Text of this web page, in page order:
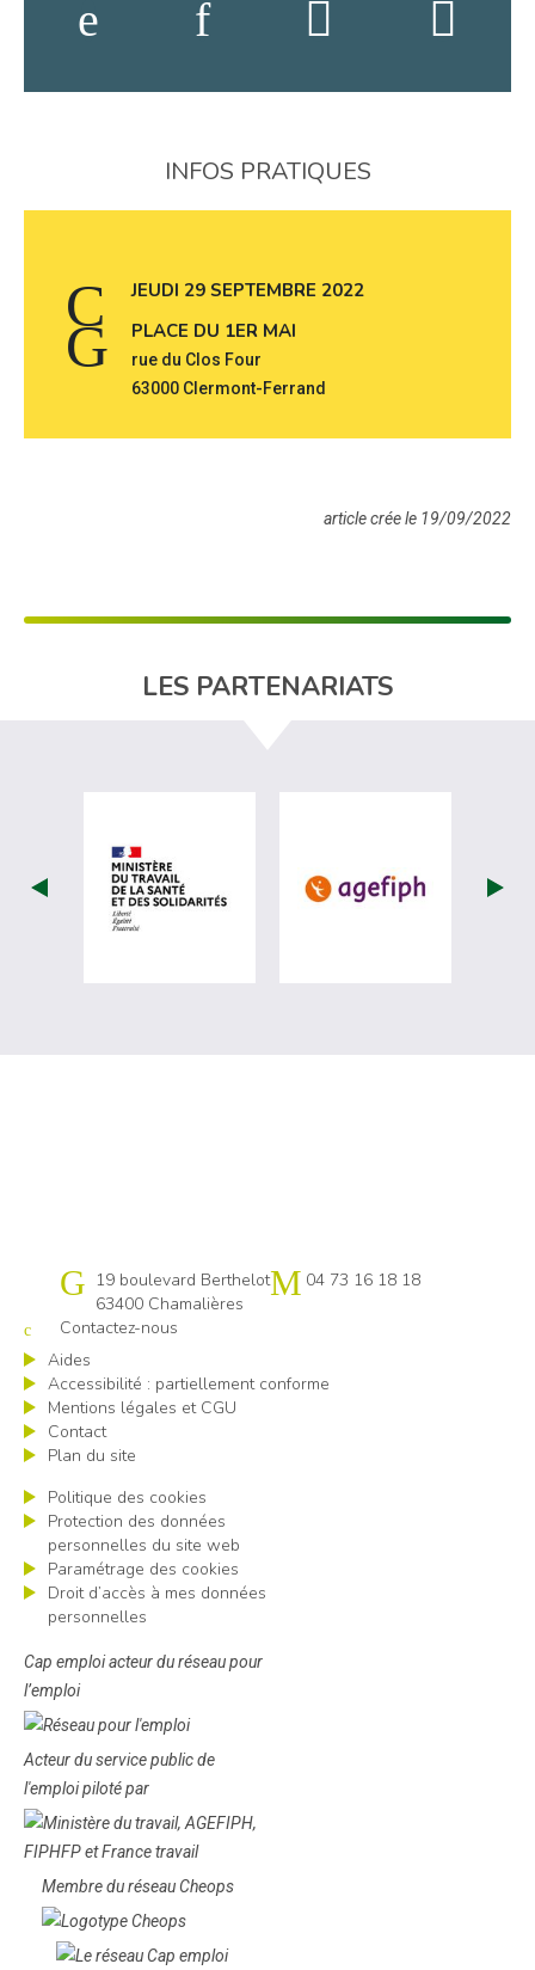
INFOS PRATIQUES
JEUDI 29 SEPTEMBRE 2022
PLACE DU 1ER MAI
rue du Clos Four
63000 Clermont-Ferrand
article crée le 19/09/2022
LES PARTENARIATS
visiter les site de Ministère du travail
visiter les
Cap emploi 63
19 boulevard Berthelot
63400 Chamalières
04 73 16 18 18
Contactez-nous
Aides
Accessibilité : partiellement conforme
Mentions légales et CGU
Contact
Plan du site
Politique des cookies
Protection des données
personnelles du site web
Paramétrage des cookies
Droit d’accès à mes données
personnelles
Cap emploi acteur du réseau pour
l’emploi
Acteur du service public de
l'emploi piloté par
Membre du réseau Cheops